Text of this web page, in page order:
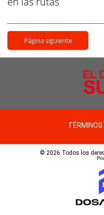
Página siguiente
TÉRMINOS
© 2026 Todos los